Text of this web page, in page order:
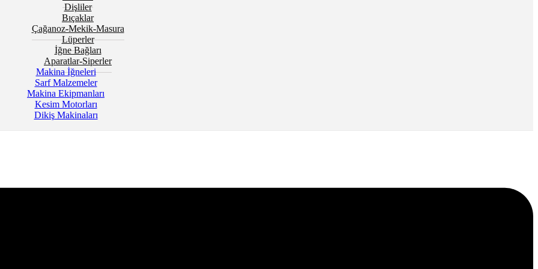
Dişliler
Bıçaklar
Çağanoz-Mekik-Masura
Lüperler
İğne Bağları
Aparatlar-Siperler
Makina İğneleri
Sarf Malzemeler
Makina Ekipmanları
Kesim Motorları
Dikiş Makinaları